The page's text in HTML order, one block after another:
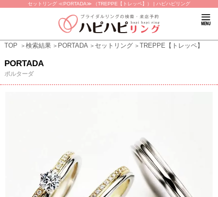
セットリング ≪PORTADA≫ （TREPPE【トレッペ】） | ハピハピリング
TOP 検索結果 PORTADA セットリング TREPPE【トレッペ】
PORTADA
ポルターダ